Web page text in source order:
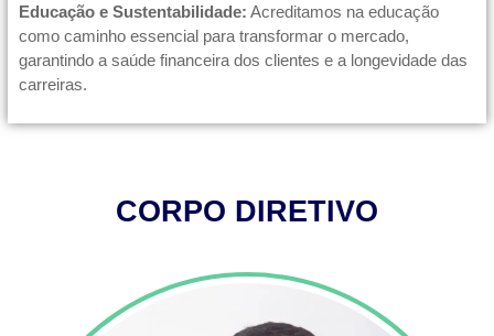
Educação e Sustentabilidade: Acreditamos na educação
como caminho essencial para transformar o mercado,
garantindo a saúde financeira dos clientes e a longevidade das
carreiras.
CORPO DIRETIVO